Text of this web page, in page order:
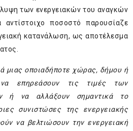
των ενεργειακών του αναγκών
αντίστοιχο ποσοστό παρουσίαζε
κατανάλωση, ως αποτέλεσμα
μιας οποιαδήποτε χώρας, δήμου ή
επηρεάσουν τις τιμές των
ή να αλλάξουν σημαντικά το
συνιστώσες της ενεργειακής
να βελτιώσουν την ενεργειακή